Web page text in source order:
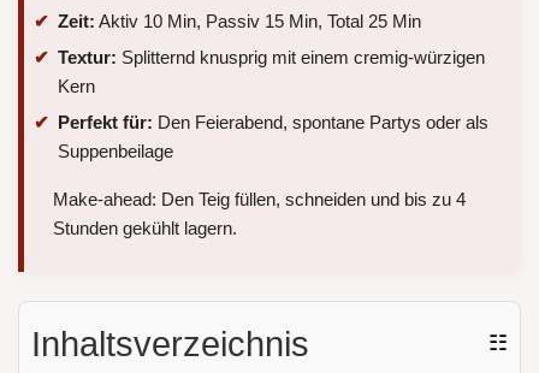
Zeit: Aktiv 10 Min, Passiv 15 Min, Total 25 Min
Textur: Splitternd knusprig mit einem cremig-würzigen
Kern
Perfekt für: Den Feierabend, spontane Partys oder als
Suppenbeilage
Make-ahead: Den Teig füllen, schneiden und bis zu 4
Stunden gekühlt lagern.
Inhaltsverzeichnis ☷